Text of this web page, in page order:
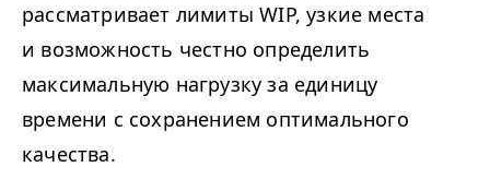
рассматривает лимитыWIP, узкие места
и возможность честно определить
максимальную нагрузку за единицу
времени с сохранением оптимального
качества.